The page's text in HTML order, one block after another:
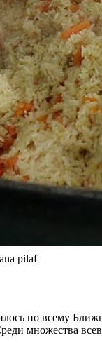
pilaf
по всему
множества